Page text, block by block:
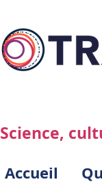
Science,
Accueil